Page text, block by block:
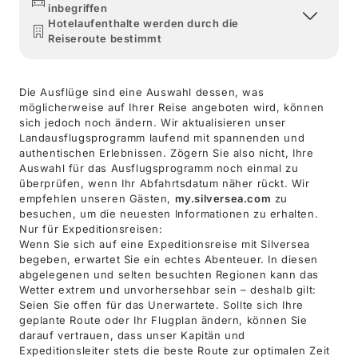
inbegriffen
Hotelaufenthalte werden durch die
Reiseroute bestimmt
Die Ausflüge sind eine Auswahl dessen, was
möglicherweise auf Ihrer Reise angeboten wird, können
sich jedoch noch ändern. Wir aktualisieren unser
Landausflugsprogramm laufend mit spannenden und
authentischen Erlebnissen. Zögern Sie also nicht, Ihre
Auswahl für das Ausflugsprogramm noch einmal zu
überprüfen, wenn Ihr Abfahrtsdatum näher rückt. Wir
empfehlen unseren Gästen, my.silversea.com zu
besuchen, um die neuesten Informationen zu erhalten.
Nur für Expeditionsreisen:
Wenn Sie sich auf eine Expeditionsreise mit Silversea
begeben, erwartet Sie ein echtes Abenteuer. In diesen
abgelegenen und selten besuchten Regionen kann das
Wetter extrem und unvorhersehbar sein – deshalb gilt:
Seien Sie offen für das Unerwartete. Sollte sich Ihre
geplante Route oder Ihr Flugplan ändern, können Sie
darauf vertrauen, dass unser Kapitän und
Expeditionsleiter stets die beste Route zur optimalen Zeit